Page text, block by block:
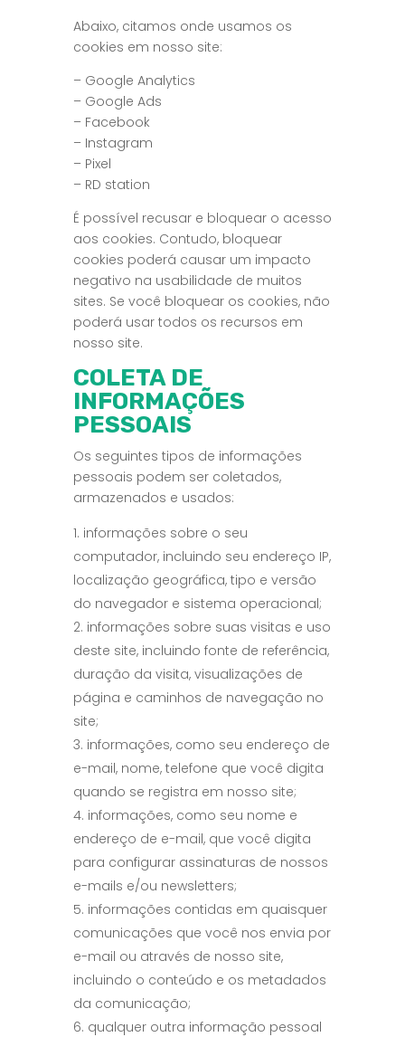
Abaixo, citamos onde usamos os
cookies em nosso site:
– Google Analytics
– Google Ads
– Facebook
– Instagram
– Pixel
– RD station
É possível recusar e bloquear o acesso
aos cookies. Contudo, bloquear
cookies poderá causar um impacto
negativo na usabilidade de muitos
sites. Se você bloquear os cookies, não
poderá usar todos os recursos em
nosso site.
COLETA DE
INFORMAÇÕES
PESSOAIS
Os seguintes tipos de informações
pessoais podem ser coletados,
armazenados e usados:
informações sobre o seu
computador, incluindo seu endereço IP,
localização geográfica, tipo e versão
do navegador e sistema operacional;
informações sobre suas visitas e uso
deste site, incluindo fonte de referência,
duração da visita, visualizações de
página e caminhos de navegação no
site;
informações, como seu endereço de
e-mail, nome, telefone que você digita
quando se registra em nosso site;
informações, como seu nome e
endereço de e-mail, que você digita
para configurar assinaturas de nossos
e-mails e/ou newsletters;
informações contidas em quaisquer
comunicações que você nos envia por
e-mail ou através de nosso site,
incluindo o conteúdo e os metadados
da comunicação;
qualquer outra informação pessoal